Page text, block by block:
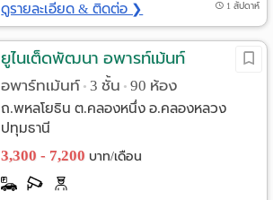
ดูรายละเอียด & ติดต่อ ❯ 1 สัปดาห์
ยูไนเต็ดพัฒนา อพารท์เม้นท์
อพาร์ทเม้นท์ • 3 ชั้น • 90 ห้อง
ถ.พหลโยธิน ต.คลองหนึ่ง อ.คลองหลวง
ปทุมธานี
3,300 - 7,200 บาท/เดือน